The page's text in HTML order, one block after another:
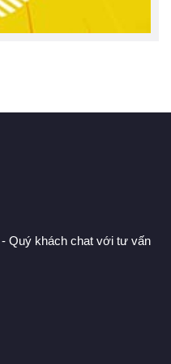
Quý khách chat với tư vấn